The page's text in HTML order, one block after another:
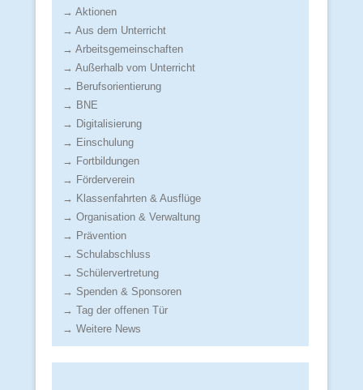
→ Aktionen
→ Aus dem Unterricht
→ Arbeitsgemeinschaften
→ Außerhalb vom Unterricht
→ Berufsorientierung
→ BNE
→ Digitalisierung
→ Einschulung
→ Fortbildungen
→ Förderverein
→ Klassenfahrten & Ausflüge
→ Organisation & Verwaltung
→ Prävention
→ Schulabschluss
→ Schülervertretung
→ Spenden & Sponsoren
→ Tag der offenen Tür
→ Weitere News